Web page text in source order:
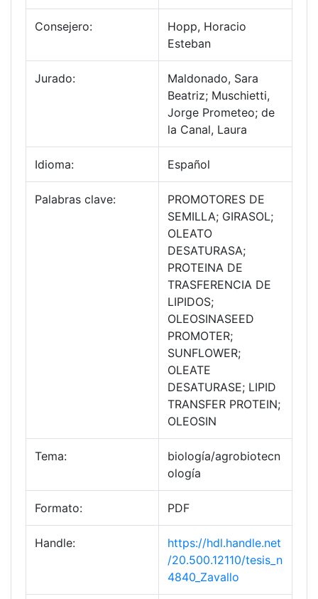
Consejero:
Hopp, Horacio
Esteban
Jurado:
Maldonado, Sara
Beatriz; Muschietti,
Jorge Prometeo; de
la Canal, Laura
Idioma: Español
Palabras clave:
PROMOTORES DE
SEMILLA; GIRASOL;
OLEATO
DESATURASA;
PROTEINA DE
TRASFERENCIA DE
LIPIDOS;
OLEOSINASEED
PROMOTER;
SUNFLOWER;
OLEATE
DESATURASE; LIPID
TRANSFER PROTEIN;
OLEOSIN
Tema:
biología/agrobiotecn
ología
Formato: PDF
Handle:
https://hdl.handle.net
/20.500.12110/tesis_n
4840_Zavallo